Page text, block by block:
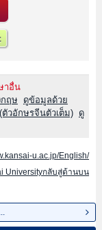
ไว้ เป็นต้นไว้
University กรุณาใช้
มีข้อมูลของสถาบันการ
นุปริญญา,วิทยาลัย
าอื่น
ฤษ
ดูข้อมูลด้วย
วอักษรจีนตัวเต็ม)
ดู
u.ac.jp/English/
Universityกลับสู่ด้านบน